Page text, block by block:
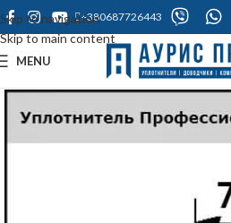
Skip to navigation
Skip to main content
+380687726443
MENU